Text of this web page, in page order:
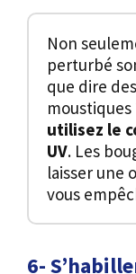
Non
perturbé
que dire
moustiques
utilisez le
UV. Les
laisser une
vous
6-